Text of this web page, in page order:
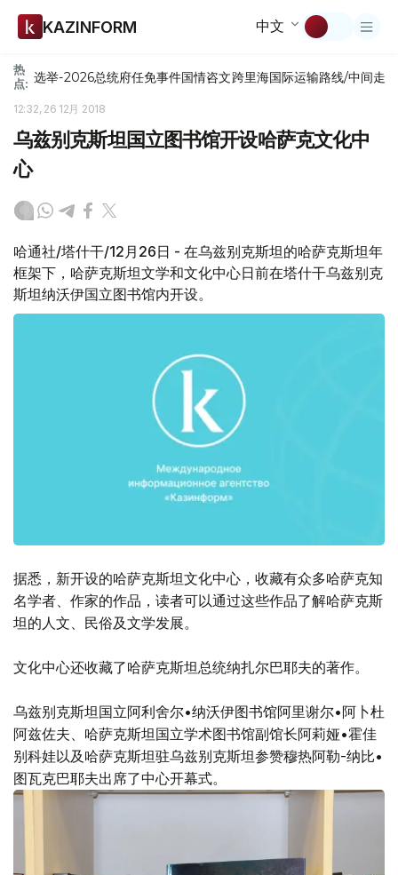
KAZINFORM 中文
热
点: 选举-2026总统府任免事件国情咨文跨里海国际运输路线/中间走廊
12:32, 26 12月 2018
乌兹别克斯坦国立图书馆开设哈萨克文化中
心
哈通社/塔什干/12月26日 - 在乌兹别克斯坦的哈萨克斯坦年
框架下，哈萨克斯坦文学和文化中心日前在塔什干乌兹别克
斯坦纳沃伊国立图书馆内开设。
据悉，新开设的哈萨克斯坦文化中心，收藏有众多哈萨克知
名学者、作家的作品，读者可以通过这些作品了解哈萨克斯
坦的人文、民俗及文学发展。
文化中心还收藏了哈萨克斯坦总统纳扎尔巴耶夫的著作。
乌兹别克斯坦国立阿利舍尔•纳沃伊图书馆阿里谢尔•阿卜杜
阿兹佐夫、哈萨克斯坦国立学术图书馆副馆长阿莉娅•霍佳
别科娃以及哈萨克斯坦驻乌兹别克斯坦参赞穆热阿勒-纳比•
图瓦克巴耶夫出席了中心开幕式。